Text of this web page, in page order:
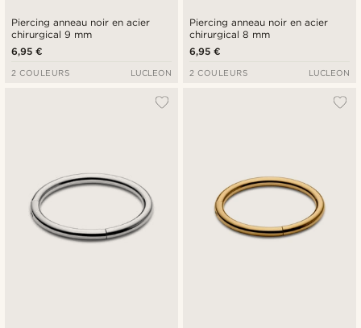
Piercing anneau noir en acier
chirurgical 9 mm
6,95 €
2 COULEURS LUCLEON
Piercing anneau noir en acier
chirurgical 8 mm
6,95 €
2 COULEURS LUCLEON